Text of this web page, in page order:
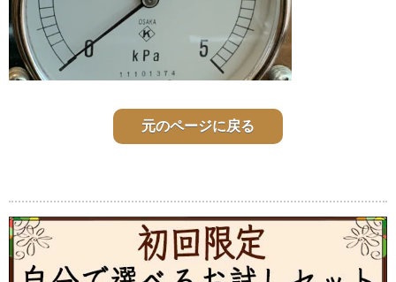
元のページに戻る